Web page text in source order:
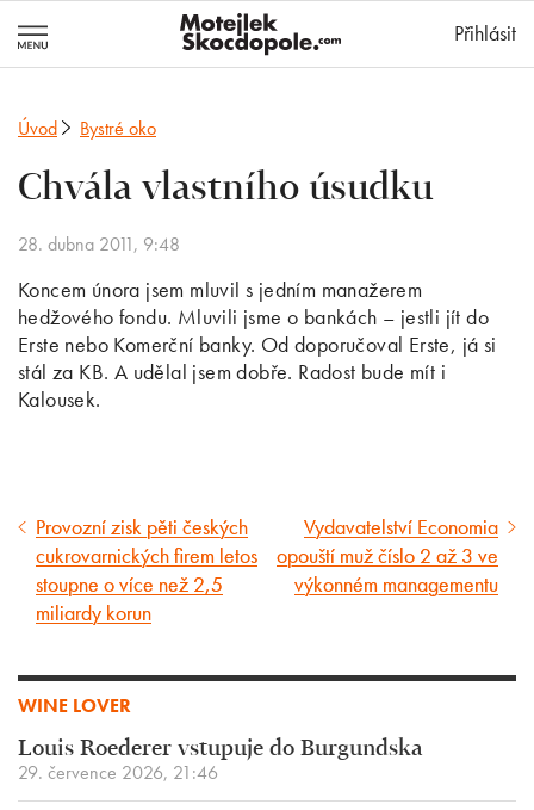
Přihlásit
Úvod Bystré oko
Chvála vlastního úsudku
28. dubna 2011, 9:48
Koncem února jsem mluvil s jedním manažerem
hedžového fondu. Mluvili jsme o bankách – jestli jít do
Erste nebo Komerční banky. Od doporučoval Erste, já si
stál za KB. A udělal jsem dobře. Radost bude mít i
Kalousek.
Předcházející
článek
Provozní zisk pěti českých
cukrovarnických firem letos
stoupne o více než 2,5
miliardy korun
Následující
článek
Vydavatelství Economia
opouští muž číslo 2 až 3 ve
výkonném managementu
WINE LOVER
Louis Roederer vstupuje do Burgundska
29. července 2026, 21:46